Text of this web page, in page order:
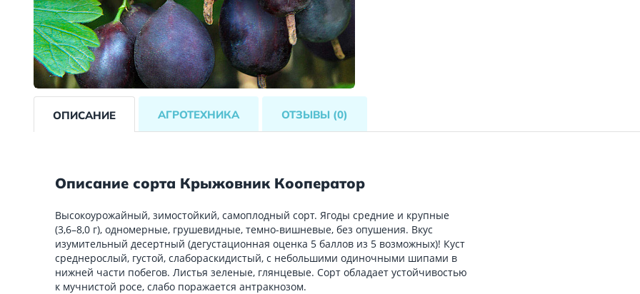
ОПИСАНИЕ АГРОТЕХНИКА ОТЗЫВЫ (0)
Описание сорта Крыжовник Кооператор
Высокоурожайный, зимостойкий, самоплодный сорт. Ягоды средние и крупные
(3,6–8,0 г), одномерные, грушевидные, темно-вишневые, без опушения. Вкус
изумительный десертный (дегустационная оценка 5 баллов из 5 возможных)! Куст
среднерослый, густой, слабораскидистый, с небольшими одиночными шипами в
нижней части побегов. Листья зеленые, глянцевые. Сорт обладает устойчивостью
к мучнистой росе, слабо поражается антракнозом.